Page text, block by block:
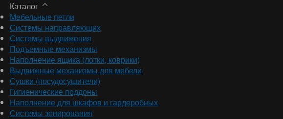
Каталог
Мебельные петли
Системы направляющих
Системы выдвижения
Подъемные механизмы
Наполнение ящика (лотки, коврики)
Выдвижные механизмы для мебели
Сушки (посудосушители)
Гигиенические поддоны
Наполнение для шкафов и гардеробных
Системы зонирования